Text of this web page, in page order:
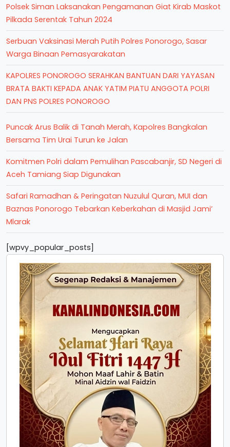
Polsek Siman Laksanakan Pengamanan Giat Kirab Maskot
Pilkada Serentak Tahun 2024
Serbuan Vaksinasi Merah Putih Polres Ponorogo, Sasar
Warga Binaan Pemasyarakatan
KAPOLRES PONOROGO SERAHKAN BANTUAN DARI YAYASAN
BRATA BAKTI KEPADA ANAK YATIM PIATU ANGGOTA POLRI
DAN PNS POLRES PONOROGO
Puncak Arus Balik di Tanah Merah, Kapolres Bangkalan
Bersama Tim Urai Turun ke Jalan
Komitmen Polri dalam Pemulihan Pascabanjir, SD Negeri di
Aceh Tamiang Siap Digunakan
Safari Ramadhan & Peringatan Nuzulul Quran, MUI dan
Baznas Ponorogo Tebarkan Keberkahan di Masjid Jami’
Mlarak
[wpvy_popular_posts]